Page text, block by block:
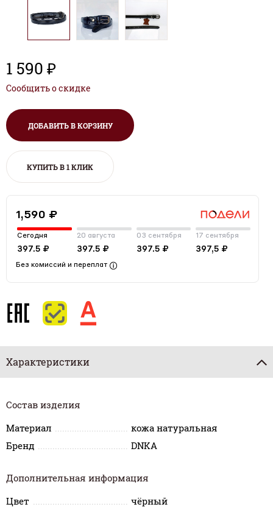
1 590 ₽
Сообщить о скидке
ДОБАВИТЬ В КОРЗИНУ
КУПИТЬ В 1 КЛИК
1,590 ₽
Сегодня
397.5 ₽
20 августа
397.5 ₽
03 сентября
397.5 ₽
17 сентября
397,5 ₽
Без комиссий и переплат
Характеристики
Состав изделия
Материал
кожа натуральная
Бренд
DNKA
Дополнительная информация
Цвет
чёрный